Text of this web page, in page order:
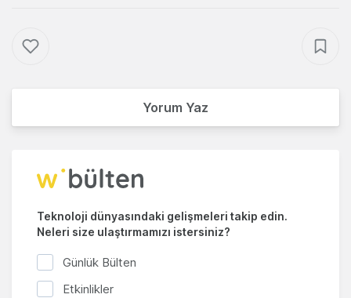
Yorum Yaz
Teknoloji dünyasındaki gelişmeleri takip edin.
Neleri size ulaştırmamızı istersiniz?
Günlük Bülten
Etkinlikler